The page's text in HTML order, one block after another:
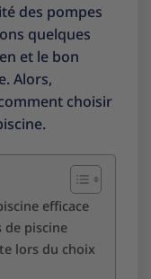
des pompes
quelques
et le bon
Alors,
choisir
efficace
de piscine
lors du choix